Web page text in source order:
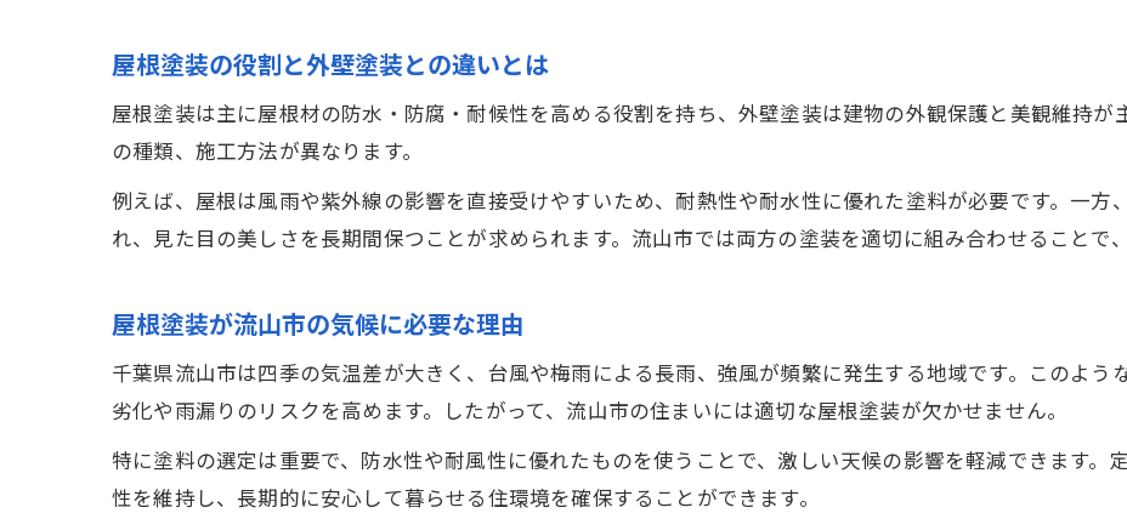
屋根塗装の助成金制度を活用する方法
屋根塗装と外壁塗装の助成金併用の可能性
屋根塗装で効果を発揮する塗料の選び方
屋根塗装の役割と外壁塗装との違いとは
屋根塗装は主に屋根材の防水・防腐・耐候性を高める役割を持ち、外壁塗装は建物の外観保護と美観維持
の種類、施工方法が異なります。
例えば、屋根は風雨や紫外線の影響を直接受けやすいため、耐熱性や耐水性に優れた塗料が必要です。一方
れ、見た目の美しさを長期間保つことが求められます。流山市では両方の塗装を適切に組み合わせることで
屋根塗装が流山市の気候に必要な理由
千葉県流山市は四季の気温差が大きく、台風や梅雨による長雨、強風が頻繁に発生する地域です。このよう
劣化や雨漏りのリスクを高めます。したがって、流山市の住まいには適切な屋根塗装が欠かせません。
特に塗料の選定は重要で、防水性や耐風性に優れたものを使うことで、激しい天候の影響を軽減できます。
性を維持し、長期的に安心して暮らせる住環境を確保することができます。